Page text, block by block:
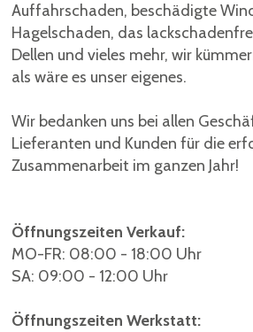
Auffahrschaden, beschädigte
Hagelschaden, das
Dellen und vieles mehr, wir
als wäre es unser eigenes.
Wir bedanken uns bei allen
Lieferanten und Kunden für die
Zusammenarbeit im ganzen Jahr!
Öffnungszeiten Verkauf:
MO-FR: 08:00 - 18:00 Uhr
SA: 09:00 - 12:00 Uhr
Öffnungszeiten Werkstatt: